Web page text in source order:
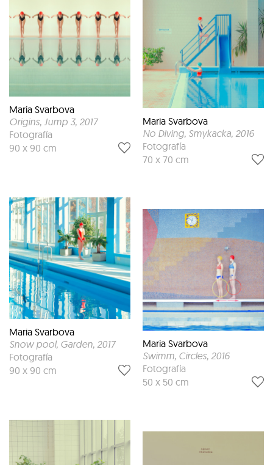
Maria Svarbova
Origins, Jump 3, 2017
Fotografía
90 x 90 cm
Maria Svarbova
Snow pool, Garden, 2017
Fotografía
90 x 90 cm
Maria Svarbova
No Diving, Smykacka, 2016
Fotografía
70 x 70 cm
Maria Svarbova
Swimm, Circles, 2016
Fotografía
50 x 50 cm